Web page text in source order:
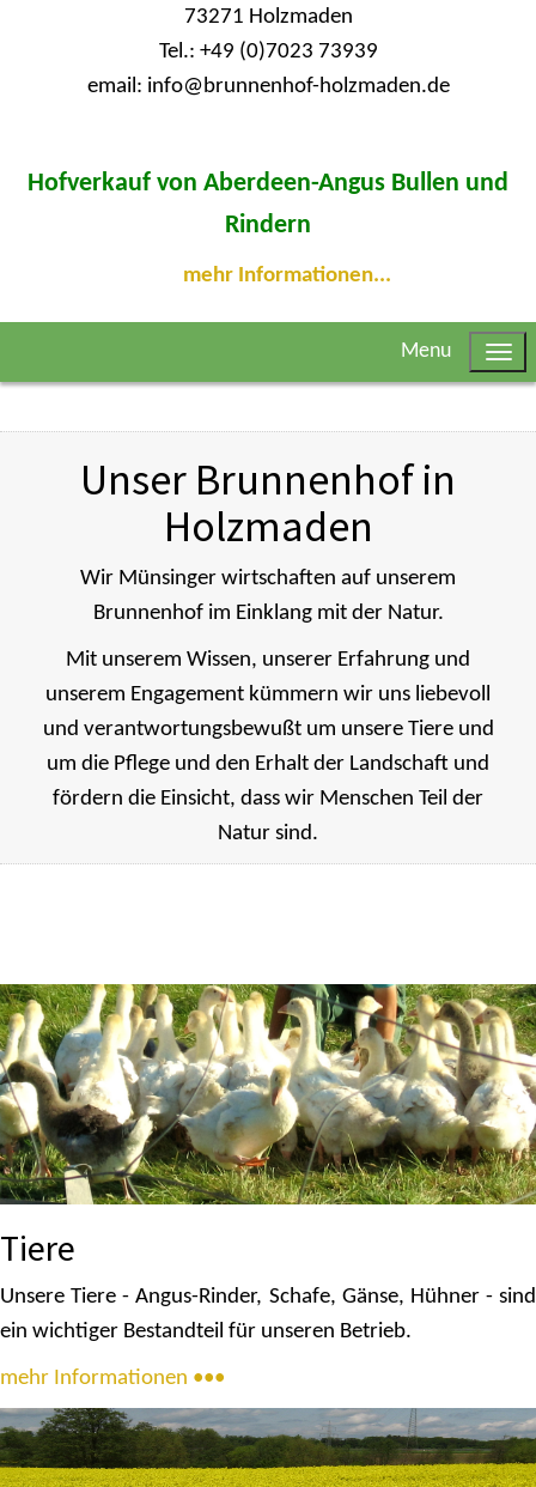
73271 Holzmaden
Tel.: +49 (0)7023 73939
email: info@brunnenhof-holzmaden.de
Hofverkauf von Aberdeen-Angus Bullen und
Rindern
mehr Informationen...
Menu
Unser Brunnenhof in
Holzmaden
Wir Münsinger wirtschaften auf unserem
Brunnenhof im Einklang mit der Natur.
Mit unserem Wissen, unserer Erfahrung und
unserem Engagement kümmern wir uns liebevoll
und verantwortungsbewußt um unsere Tiere und
um die Pflege und den Erhalt der Landschaft und
fördern die Einsicht, dass wir Menschen Teil der
Natur sind.
Tiere
Unsere Tiere - Angus-Rinder, Schafe, Gänse, Hühner - sind
ein wichtiger Bestandteil für unseren Betrieb.
mehr Informationen •••